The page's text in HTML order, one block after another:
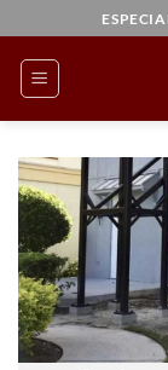
al
contenido